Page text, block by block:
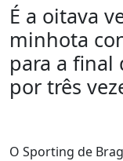
É a oitava
minhota
para a final
por três
O Sporting de